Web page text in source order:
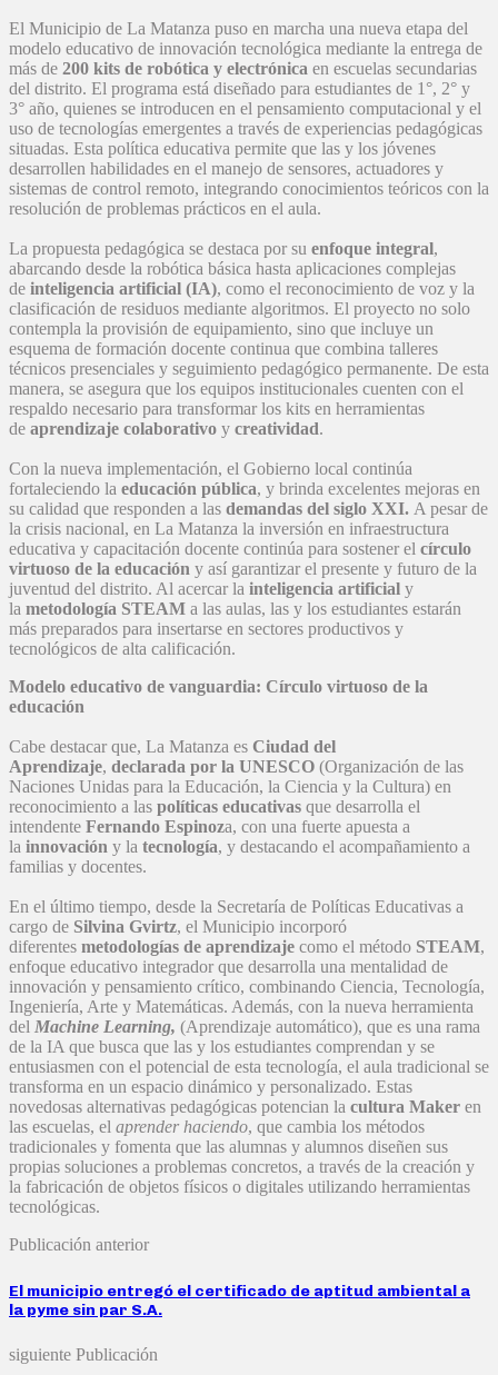
El Municipio de La Matanza puso en marcha una nueva etapa del
modelo educativo de innovación tecnológica mediante la entrega de
más de 200 kits de robótica y electrónica en escuelas secundarias
del distrito. El programa está diseñado para estudiantes de 1°, 2° y
3° año, quienes se introducen en el pensamiento computacional y el
uso de tecnologías emergentes a través de experiencias pedagógicas
situadas. Esta política educativa permite que las y los jóvenes
desarrollen habilidades en el manejo de sensores, actuadores y
sistemas de control remoto, integrando conocimientos teóricos con la
resolución de problemas prácticos en el aula.
La propuesta pedagógica se destaca por su enfoque integral,
abarcando desde la robótica básica hasta aplicaciones complejas
de inteligencia artificial (IA), como el reconocimiento de voz y la
clasificación de residuos mediante algoritmos. El proyecto no solo
contempla la provisión de equipamiento, sino que incluye un
esquema de formación docente continua que combina talleres
técnicos presenciales y seguimiento pedagógico permanente. De esta
manera, se asegura que los equipos institucionales cuenten con el
respaldo necesario para transformar los kits en herramientas
de aprendizaje colaborativo y creatividad.
Con la nueva implementación, el Gobierno local continúa
fortaleciendo la educación pública, y brinda excelentes mejoras en
su calidad que responden a las demandas del siglo XXI. A pesar de
la crisis nacional, en La Matanza la inversión en infraestructura
educativa y capacitación docente continúa para sostener el círculo
virtuoso de la educación y así garantizar el presente y futuro de la
juventud del distrito. Al acercar la inteligencia artificial y
la metodología STEAM a las aulas, las y los estudiantes estarán
más preparados para insertarse en sectores productivos y
tecnológicos de alta calificación.
Modelo educativo de vanguardia: Círculo virtuoso de la
educación
Cabe destacar que, La Matanza es Ciudad del
Aprendizaje, declarada por la UNESCO (Organización de las
Naciones Unidas para la Educación, la Ciencia y la Cultura) en
reconocimiento a las políticas educativas que desarrolla el
intendente Fernando Espinoza, con una fuerte apuesta a
la innovación y la tecnología, y destacando el acompañamiento a
familias y docentes.
En el último tiempo, desde la Secretaría de Políticas Educativas a
cargo de Silvina Gvirtz, el Municipio incorporó
diferentes metodologías de aprendizaje como el método STEAM,
enfoque educativo integrador que desarrolla una mentalidad de
innovación y pensamiento crítico, combinando Ciencia, Tecnología,
Ingeniería, Arte y Matemáticas. Además, con la nueva herramienta
del Machine Learning, (Aprendizaje automático), que es una rama
de la IA que busca que las y los estudiantes comprendan y se
entusiasmen con el potencial de esta tecnología, el aula tradicional se
transforma en un espacio dinámico y personalizado. Estas
novedosas alternativas pedagógicas potencian la cultura Maker en
las escuelas, el aprender haciendo, que cambia los métodos
tradicionales y fomenta que las alumnas y alumnos diseñen sus
propias soluciones a problemas concretos, a través de la creación y
la fabricación de objetos físicos o digitales utilizando herramientas
tecnológicas.
Publicación anterior
El municipio entregó el certificado de aptitud ambiental a
la pyme sin par S.A.
siguiente Publicación